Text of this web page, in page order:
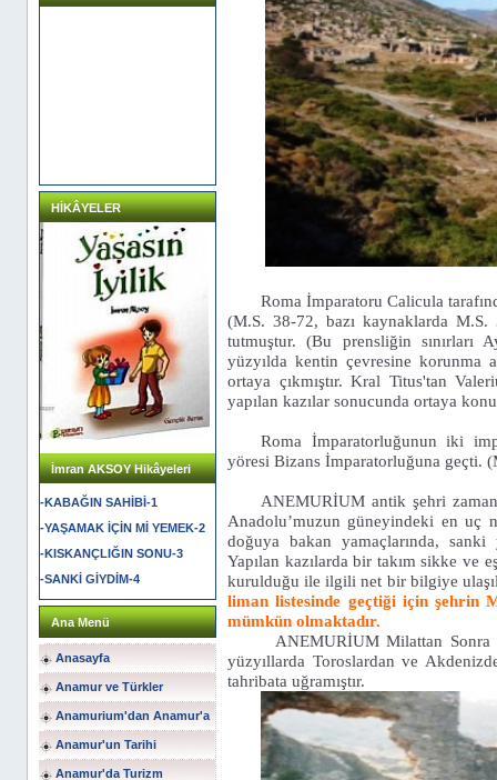
HİKÂYELER
İmran AKSOY Hikâyeleri
-KABAĞIN SAHİBİ-1
-YAŞAMAK İÇİN Mİ YEMEK-2
-KISKANÇLIĞIN SONU-3
-SANKİ GİYDİM-4
Ana Menü
Anasayfa
Anamur ve Türkler
Anamurium'dan Anamur'a
Anamur'un Tarihi
Anamur'da Turizm
Roma İmparatoru Calicula
(M.S. 38-72, bazı kaynaklarda
tutmuştur. (Bu prensliğin sınırları
yüzyılda kentin çevresine korunma
ortaya çıkmıştır. Kral Titus'tan
yapılan kazılar sonucunda ortaya
Roma İmparatorluğunun iki
yöresi Bizans İmparatorluğuna geçti.
ANEMURİUM antik şehri
Anadolu’muzun güneyindeki en uç
doğuya bakan yamaçlarında,
Yapılan kazılarda bir takım sikke ve
kurulduğu ile ilgili net bir bilgiye
liman listesinde geçtiği için şehrin
mümkün olmaktadır.
ANEMURİUM Milattan Sonra
yüzyıllarda Toroslardan ve
tahribata uğramıştır.